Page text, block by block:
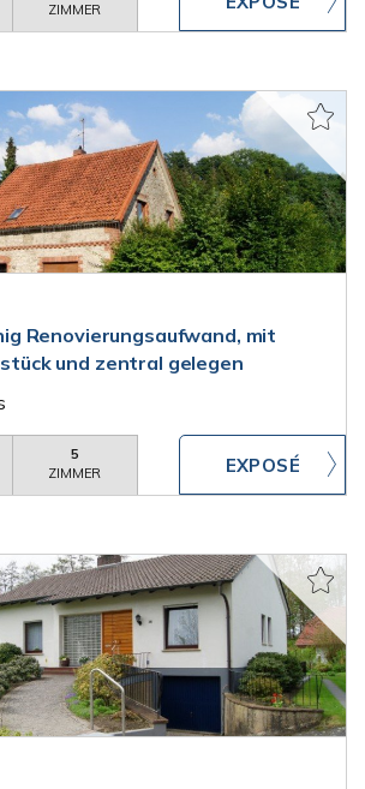
ZIMMER
Renovierungsaufwand, mit
und zentral gelegen
5
ZIMMER